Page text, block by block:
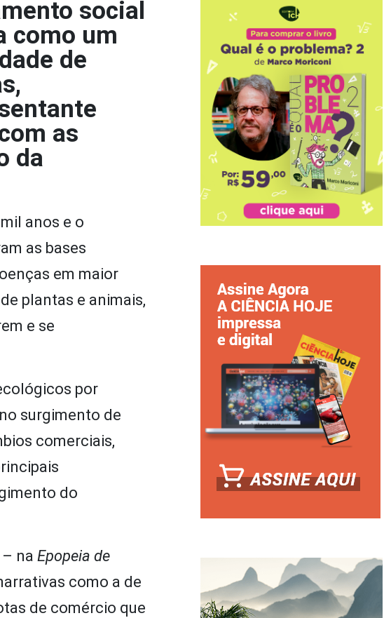
social
como um
de
as
da
anos e o
as bases
em maior
plantas e animais,
e se
por
surgimento de
comerciais,
do
na Epopeia de
como a de
de comércio que